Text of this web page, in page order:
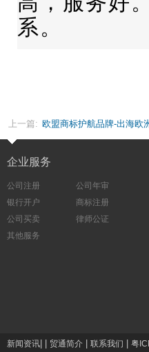
系。
上一篇: 欧盟商标护航品牌-出海欧
企业服务
公司注册
公司年审
银行开户
商标注册
公司买卖
律师公证
其他服务
新闻资讯 贸通简介 联系我们 粤